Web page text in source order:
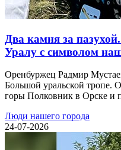
Два камня за
Уралу с символом
Оренбуржец Радмир
Большой уральской тропе.
горы Полковник в Орске и
Люди нашего города
24-07-2026